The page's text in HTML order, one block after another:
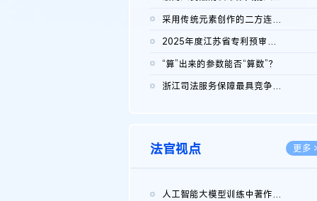
采用传统元素创作的二方连续装饰图案作品的独创性及侵权对比认定
2025年度江苏省专利预审典型案例
“算”出来的参数能否“算数”？
浙江司法服务保障最具竞争力营商环境建设典型案例（第二批）含侵...
法官视点 更多
人工智能大模型训练中著作权的合理使用